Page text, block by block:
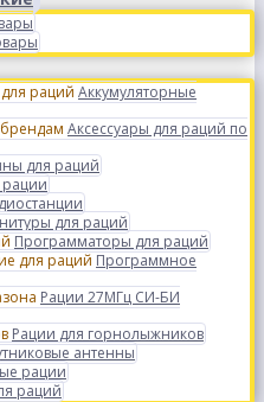
Аккумуляторные
Аксессуары для раций по
для раций
для раций
Программаторы для раций
Программное
Рации 27МГц СИ-БИ
Рации для горнолыжников
антенны
рации
раций